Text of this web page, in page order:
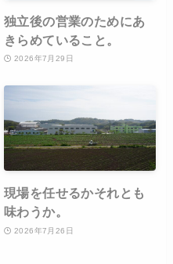
独立後の営業のためにあ
きらめていること。
2026年7月29日
現場を任せるかそれとも
味わうか。
2026年7月26日